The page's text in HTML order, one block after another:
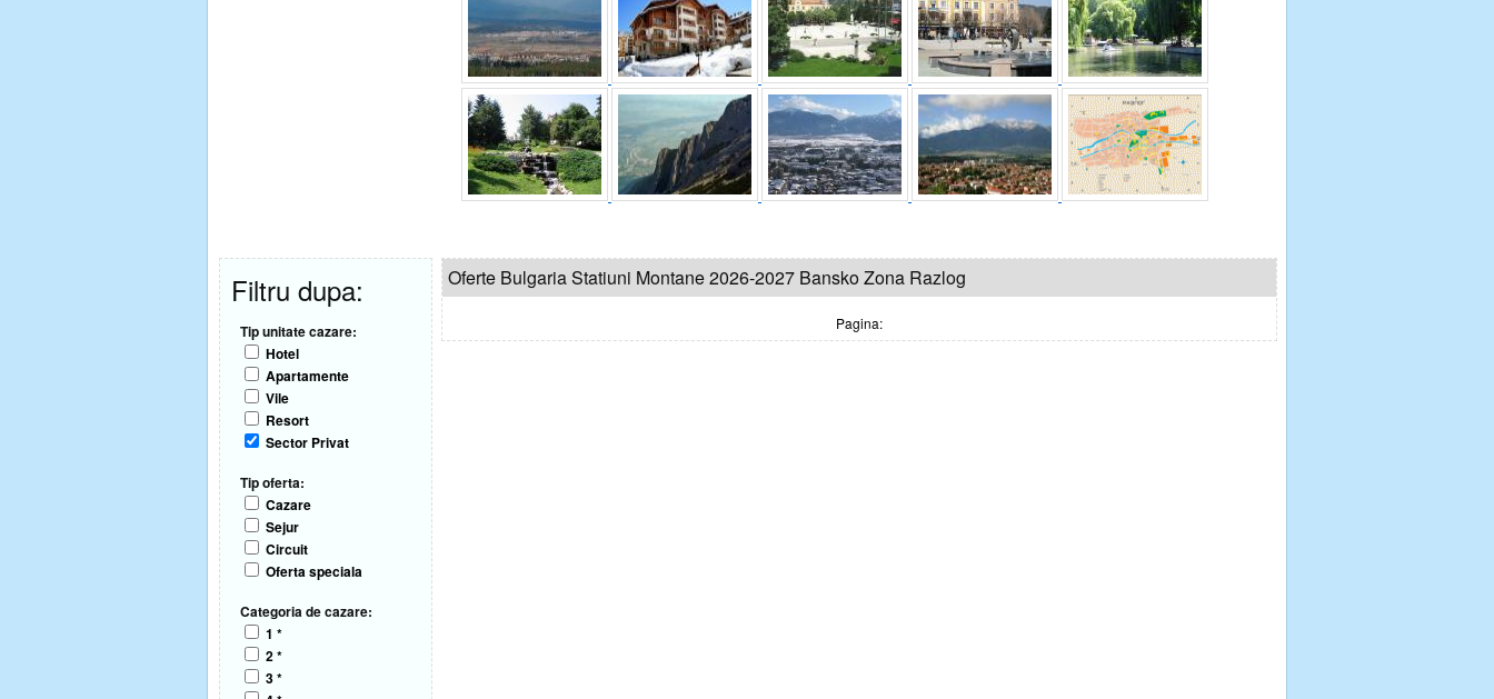
Filtru dupa:
Tip unitate cazare:
Hotel
Apartamente
Vile
Resort
Sector Privat
Tip oferta:
Cazare
Sejur
Circuit
Oferta speciala
Categoria de cazare:
1 *
2 *
3 *
Oferte Bulgaria Statiuni Montane 2026-2027 Bansko Zona Razlog
Pagina: